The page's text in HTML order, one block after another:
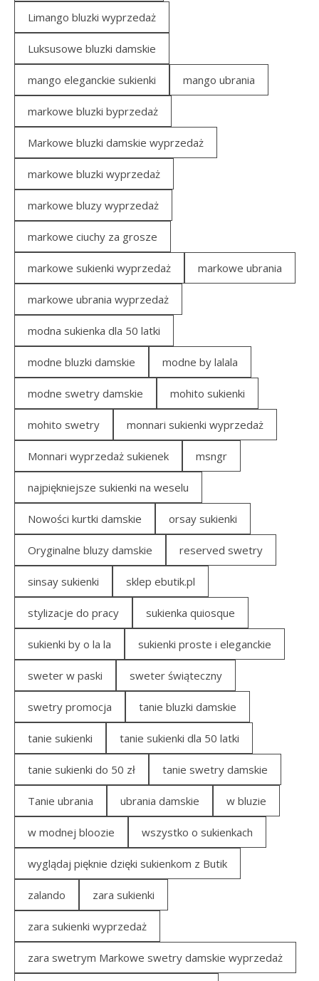
Limango bluzki wyprzedaż
Luksusowe bluzki damskie
mango eleganckie sukienki mango ubrania
markowe bluzki byprzedaż
Markowe bluzki damskie wyprzedaż
markowe bluzki wyprzedaż
markowe bluzy wyprzedaż
markowe ciuchy za grosze
markowe sukienki wyprzedaż markowe ubrania
markowe ubrania wyprzedaż
modna sukienka dla 50 latki
modne bluzki damskie modne by lalala
modne swetry damskie mohito sukienki
mohito swetry monnari sukienki wyprzedaż
Monnari wyprzedaż sukienek msngr
najpiękniejsze sukienki na weselu
Nowości kurtki damskie orsay sukienki
Oryginalne bluzy damskie reserved swetry
sinsay sukienki sklep ebutik.pl
stylizacje do pracy sukienka quiosque
sukienki by o la la sukienki proste i eleganckie
sweter w paski sweter świąteczny
swetry promocja tanie bluzki damskie
tanie sukienki tanie sukienki dla 50 latki
tanie sukienki do 50 zł tanie swetry damskie
Tanie ubrania ubrania damskie w bluzie
w modnej bloozie wszystko o sukienkach
wyglądaj pięknie dzięki sukienkom z Butik
zalando zara sukienki
zara sukienki wyprzedaż
zara swetrym Markowe swetry damskie wyprzedaż